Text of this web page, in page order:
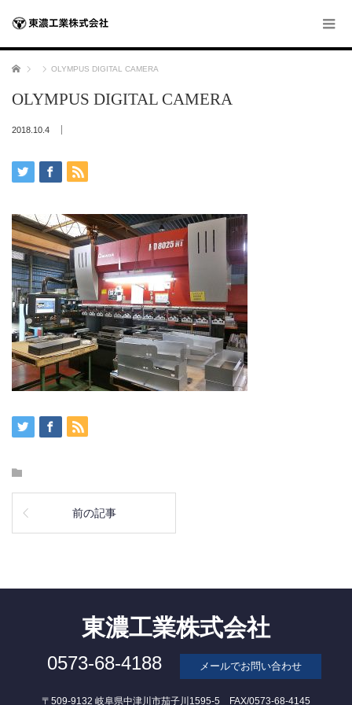
ホーム OLYMPUS DIGITAL CAMERA
OLYMPUS DIGITAL CAMERA
2018.10.4
前の記事
東濃工業株式会社
0573-68-4188 メールでお問い合わせ
〒509-9132 岐阜県中津川市茄子川1595-5 FAX/0573-68-4145